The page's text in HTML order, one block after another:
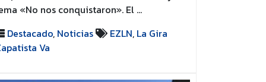
«No nos conquistaron». El …
Destacado, Noticias EZLN, La Gira
Va